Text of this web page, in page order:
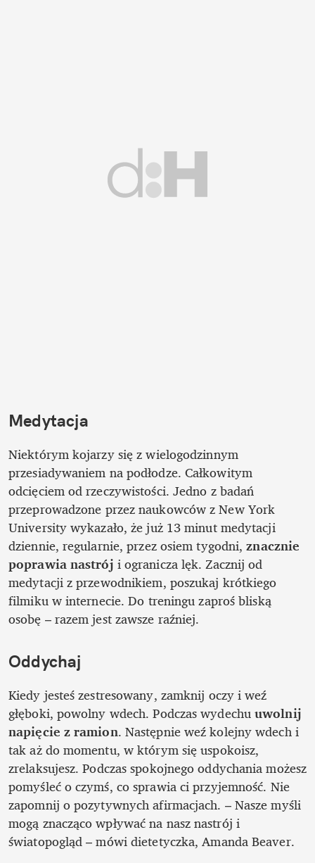
Medytacja
Niektórym kojarzy się z wielogodzinnym
przesiadywaniem na podłodze. Całkowitym
odcięciem od rzeczywistości. Jedno z badań
przeprowadzone przez naukowców z New York
University wykazało, że już 13 minut medytacji
dziennie, regularnie, przez osiem tygodni, znacznie
poprawia nastrój i ogranicza lęk. Zacznij od
medytacji z przewodnikiem, poszukaj krótkiego
filmiku w internecie. Do treningu zaproś bliską
osobę – razem jest zawsze raźniej.
Oddychaj
Kiedy jesteś zestresowany, zamknij oczy i weź
głęboki, powolny wdech. Podczas wydechu uwolnij
napięcie z ramion. Następnie weź kolejny wdech i
tak aż do momentu, w którym się uspokoisz,
zrelaksujesz. Podczas spokojnego oddychania możesz
pomyśleć o czymś, co sprawia ci przyjemność. Nie
zapomnij o pozytywnych afirmacjach. – Nasze myśli
mogą znacząco wpływać na nasz nastrój i
światopogląd – mówi dietetyczka, Amanda Beaver.